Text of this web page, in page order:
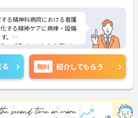
る精神科病院における看護
する精神ケアに病棟・設備
。
、プライベートを大切にし
す。また、利用可能な託児
完備されているので、子育
勤務いただけます。
接対策ポイントなど、さら
すのでお気軽にご相談くだ
無料 紹介してもらう